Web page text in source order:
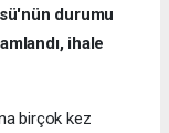
durumu
ihale
birçok kez